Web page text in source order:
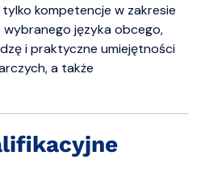
kompetencje w zakresie
języka obcego,
i praktyczne umiejętności
a także